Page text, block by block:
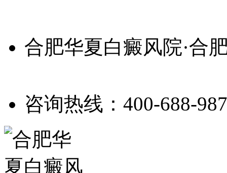
合肥华夏白癜风院·合
咨询热线：400-688-